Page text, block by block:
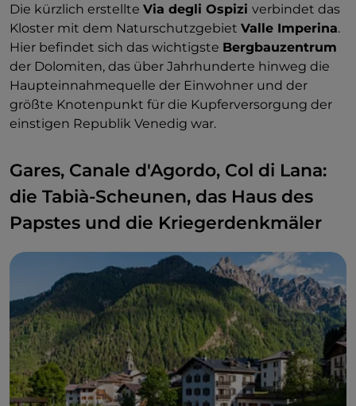
Die kürzlich erstellte Via degli Ospizi verbindet das
Kloster mit dem Naturschutzgebiet Valle Imperina.
Hier befindet sich das wichtigste Bergbauzentrum
der Dolomiten, das über Jahrhunderte hinweg die
Haupteinnahmequelle der Einwohner und der
größte Knotenpunkt für die Kupferversorgung der
einstigen Republik Venedig war.
Gares, Canale d'Agordo, Col di Lana:
die Tabià-Scheunen, das Haus des
Papstes und die Kriegerdenkmäler